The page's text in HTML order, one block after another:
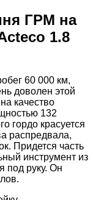
ГРМ на
1.8
60 000 км,
доволен этой
качество
132
гордо красуется
распредвала,
Придется часть
инструмент из
под руку. Он